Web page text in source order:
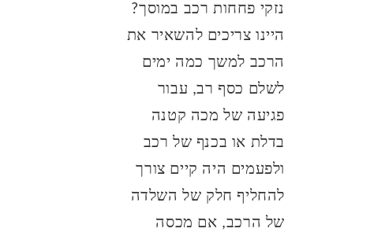
נזקי פחחות רכב במוסך?
היינו צריכים להשאיר את
הרכב למשך כמה ימים
לשלם כסף רב, עבור
פגיעה של מכה קטנה
בדלת או בכנף של רכב
ולפעמים היה קיים צורך
להחליף חלק של השלדה
של הרכב, אם מכסה